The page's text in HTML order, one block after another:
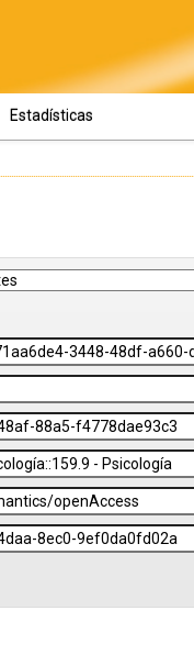
Estadísticas